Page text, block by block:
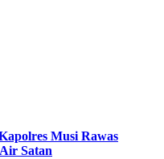
Musi Rawas
Satan